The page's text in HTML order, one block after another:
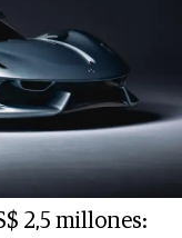
2,5 millones: